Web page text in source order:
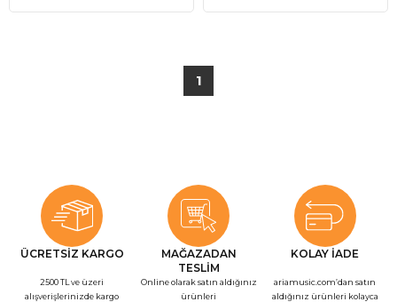
1
ÜCRETSİZ KARGO
2500 TL ve üzeri
alışverişlerinizde kargo
MAĞAZADAN
TESLİM
Online olarak satın aldığınız
ürünleri
KOLAY İADE
ariamusic.com’dan satın
aldığınız ürünleri kolayca